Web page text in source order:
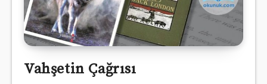
Vahşetin Çağrısı